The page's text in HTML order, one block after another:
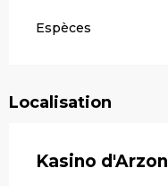
Espèces
Localisation
Kasino d'Arzon